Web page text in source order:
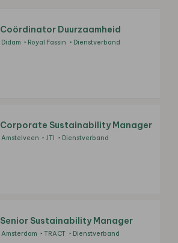
Coördinator Duurzaamheid
Didam Royal Fassin Dienstverband
Corporate Sustainability Manager
Amstelveen JTI Dienstverband
Senior Sustainability Manager
Amsterdam TRACT Dienstverband